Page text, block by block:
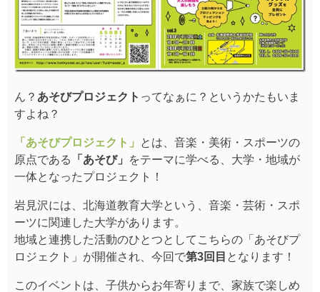
ん？ あそびプロジェクト ってなぁに？というかたもいま
すよね？
「あそびプロジェクト」
とは、音楽・美術・スポーツの
原点である
「あそび」
をテーマに学べる、大学・地域が
一体となったプロジェクト！
岩見沢には、北海道教育大学という、音楽・芸術・スポ
ーツに関連した大学があります。
地域と連携した活動のひとつとしてこちらの「あそびプ
ロジェクト」が開催され、今回で第3回目 となります！
このイベントは、子供からお年寄りまで、家族で楽しめ